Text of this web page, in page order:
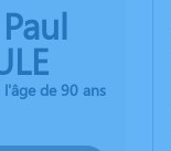
de 90 ans